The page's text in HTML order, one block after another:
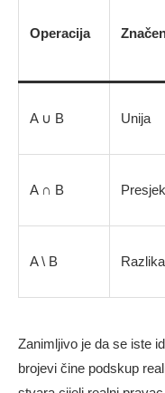
Operacija
A ∪ B Unija
A ∩ B Presjek
A \ B Razlika
Zanimljivo je da se iste
brojevi čine podskup